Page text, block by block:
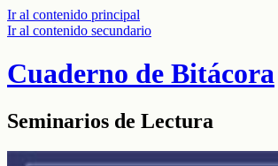
Ir al contenido principal
Ir al contenido secundario
Cuaderno de Bitácora
Seminarios de Lectura